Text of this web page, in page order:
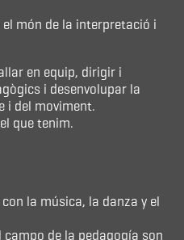
món de la interpretació i
en equip, dirigir i
i desenvolupar la
i del moviment.
que tenim.
la música, la danza y el
de la pedagogía son